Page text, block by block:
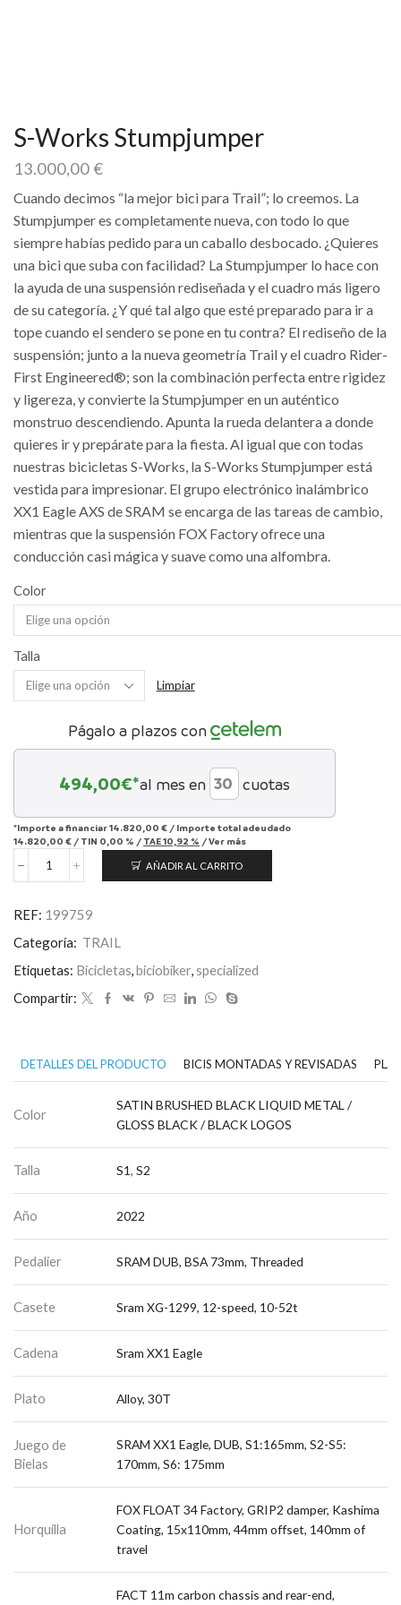
S-Works Stumpjumper
13.000,00€
Cuando decimos “la mejor bici para Trail”; lo creemos. La
Stumpjumper es completamente nueva, con todo lo que
siempre habías pedido para un caballo desbocado. ¿Quieres
una bici que suba con facilidad? La Stumpjumper lo hace con
la ayuda de una suspensión rediseñada y el cuadro más ligero
de su categoría. ¿Y qué tal algo que esté preparado para ir a
tope cuando el sendero se pone en tu contra? El rediseño de la
suspensión; junto a la nueva geometría Trail y el cuadro Rider-
First Engineered®; son la combinación perfecta entre rigidez
y ligereza, y convierte la Stumpjumper en un auténtico
monstruo descendiendo. Apunta la rueda delantera a donde
quieres ir y prepárate para la fiesta. Al igual que con todas
nuestras bicicletas S-Works, la S-Works Stumpjumper está
vestida para impresionar. El grupo electrónico inalámbrico
XX1 Eagle AXS de SRAM se encarga de las tareas de cambio,
mientras que la suspensión FOX Factory ofrece una
conducción casi mágica y suave como una alfombra.
Color
Talla
Limpiar
Págalo a plazos con
494,00€*al mes en cuotas
*Importe a financiar14.820,00 € / Importe total adeudado
14.820,00 € / TIN 0,00 % / TAE10,92 % /Ver más
S-
cantidad
AÑADIR AL CARRITO
REF: 199759
Categoría: TRAIL
Etiquetas: Bicicletas,biciobiker,specialized
Compartir:
DETALLES DEL PRODUCTO BICIS MONTADAS Y REVISADAS
Color
SATIN BRUSHED BLACK LIQUID METAL /
GLOSS BLACK / BLACK LOGOS
Talla S1, S2
Año 2022
Pedalier SRAM DUB, BSA 73mm, Threaded
Casete Sram XG-1299, 12-speed, 10-52t
Cadena Sram XX1 Eagle
Plato Alloy, 30T
Juego de
Bielas
SRAM XX1 Eagle, DUB, S1:165mm, S2-S5:
170mm, S6: 175mm
Horquilla
FOX FLOAT 34 Factory, GRIP2 damper, Kashima
Coating, 15x110mm, 44mm offset, 140mm of
travel
FACT 11m carbon chassis and rear-end,